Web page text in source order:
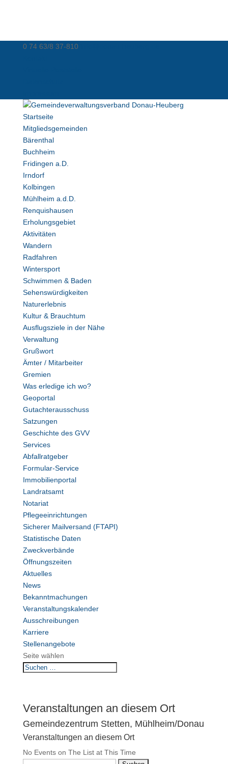
0 74 63/8 37-810
Startseite
Mitgliedsgemeinden
Bärenthal
Buchheim
Fridingen a.D.
Irndorf
Kolbingen
Mühlheim a.d.D.
Renquishausen
Erholungsgebiet
Aktivitäten
Wandern
Radfahren
Wintersport
Schwimmen & Baden
Sehenswürdigkeiten
Naturerlebnis
Kultur & Brauchtum
Ausflugsziele in der Nähe
Verwaltung
Grußwort
Ämter / Mitarbeiter
Gremien
Was erledige ich wo?
Geoportal
Gutachterausschuss
Satzungen
Geschichte des GVV
Services
Abfallratgeber
Formular-Service
Immobilienportal
Landratsamt
Notariat
Pflegeeinrichtungen
Sicherer Mailversand (FTAPI)
Statistische Daten
Zweckverbände
Öffnungszeiten
Aktuelles
News
Bekanntmachungen
Veranstaltungskalender
Ausschreibungen
Karriere
Stellenangebote
Seite wählen
Veranstaltungen an diesem Ort
Gemeindezentrum Stetten, Mühlheim/Donau
Veranstaltungen an diesem Ort
No Events on The List at This Time